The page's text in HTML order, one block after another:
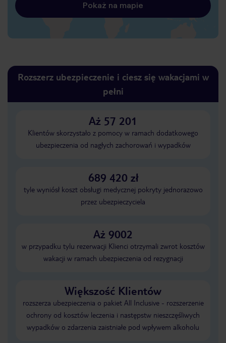
Pokaż na mapie
Rozszerz ubezpieczenie i ciesz się wakacjami w
pełni
Aż 57 201
Klientów skorzystało z pomocy w ramach dodatkowego
ubezpieczenia od nagłych zachorowań i wypadków
689 420 zł
tyle wyniósł koszt obsługi medycznej pokryty jednorazowo
przez ubezpieczyciela
Aż 9002
w przypadku tylu rezerwacji Klienci otrzymali zwrot kosztów
wakacji w ramach ubezpieczenia od rezygnacji
Większość Klientów
rozszerza ubezpieczenia o pakiet All Inclusive - rozszerzenie
ochrony od kosztów leczenia i następstw nieszczęśliwych
wypadków o zdarzenia zaistniałe pod wpływem alkoholu